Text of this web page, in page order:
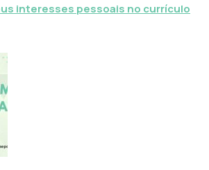
interesses pessoais no currículo